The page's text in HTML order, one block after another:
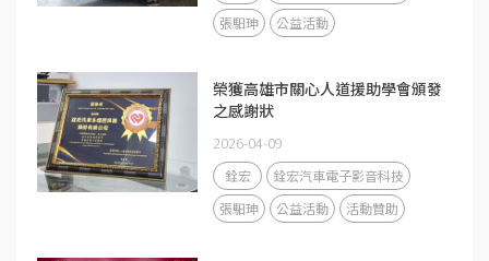
張馹珅
公益活動
榮獲高雄市關心人道援助學會頒發
之感謝狀
2026-04-09
銓宏
銓宏汽車電子影音科技
張馹珅
公益活動 活動贊助